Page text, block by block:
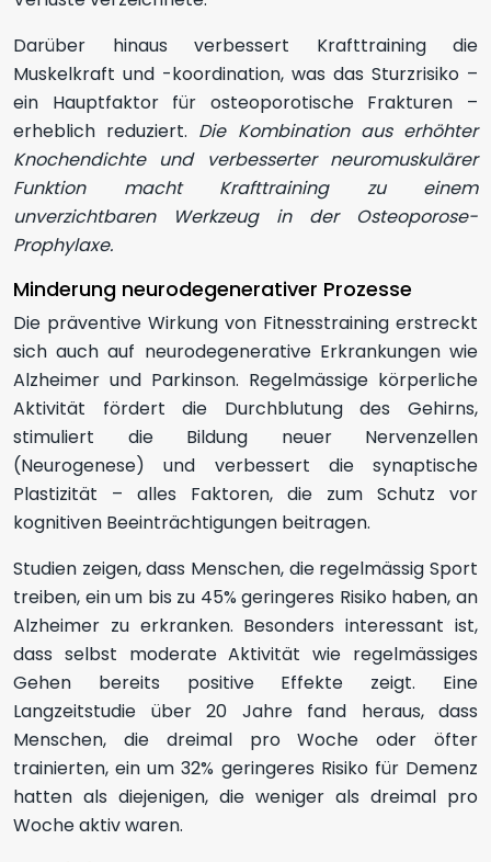
Darüber hinaus verbessert Krafttraining die
Muskelkraft und -koordination, was das Sturzrisiko –
ein Hauptfaktor für osteoporotische Frakturen –
erheblich reduziert. Die Kombination aus erhöhter
Knochendichte und verbesserter neuromuskulärer
Funktion macht Krafttraining zu einem
unverzichtbaren Werkzeug in der Osteoporose-
Prophylaxe.
Minderung neurodegenerativer Prozesse
Die präventive Wirkung von Fitnesstraining erstreckt
sich auch auf neurodegenerative Erkrankungen wie
Alzheimer und Parkinson. Regelmässige körperliche
Aktivität fördert die Durchblutung des Gehirns,
stimuliert die Bildung neuer Nervenzellen
(Neurogenese) und verbessert die synaptische
Plastizität – alles Faktoren, die zum Schutz vor
kognitiven Beeinträchtigungen beitragen.
Studien zeigen, dass Menschen, die regelmässig Sport
treiben, ein um bis zu 45% geringeres Risiko haben, an
Alzheimer zu erkranken. Besonders interessant ist,
dass selbst moderate Aktivität wie regelmässiges
Gehen bereits positive Effekte zeigt. Eine
Langzeitstudie über 20 Jahre fand heraus, dass
Menschen, die dreimal pro Woche oder öfter
trainierten, ein um 32% geringeres Risiko für Demenz
hatten als diejenigen, die weniger als dreimal pro
Woche aktiv waren.